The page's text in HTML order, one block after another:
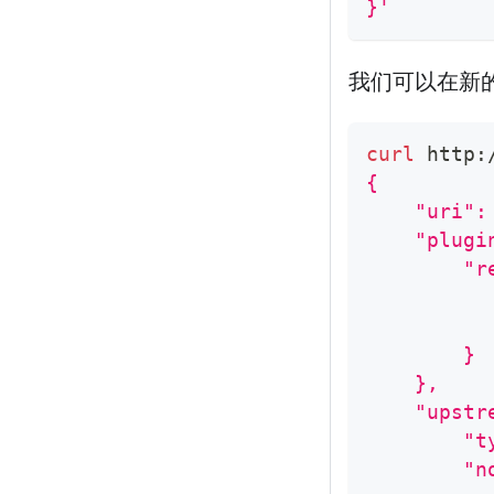
}'
我们可以在新
curl
{
"uri":
        }
    },